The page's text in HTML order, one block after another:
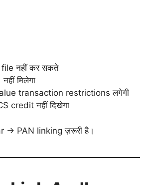
नहीं कर सकते
मिलेगा
transaction restrictions लगेगी
credit नहीं दिखेगा
→ PAN linking ज़रूरी है।